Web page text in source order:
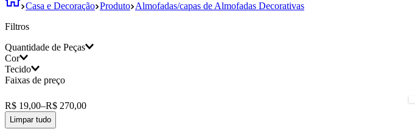
Casa e Decoração Produto Almofadas/capas de Almofadas Decorativas
Filtros
Quantidade de Peças
1 Peça (35
Cor
Pistache (2)
Tecido
Algodão (11)
Faixas de preço
R$ 19,00–R$ 270,00
Limpar tudo